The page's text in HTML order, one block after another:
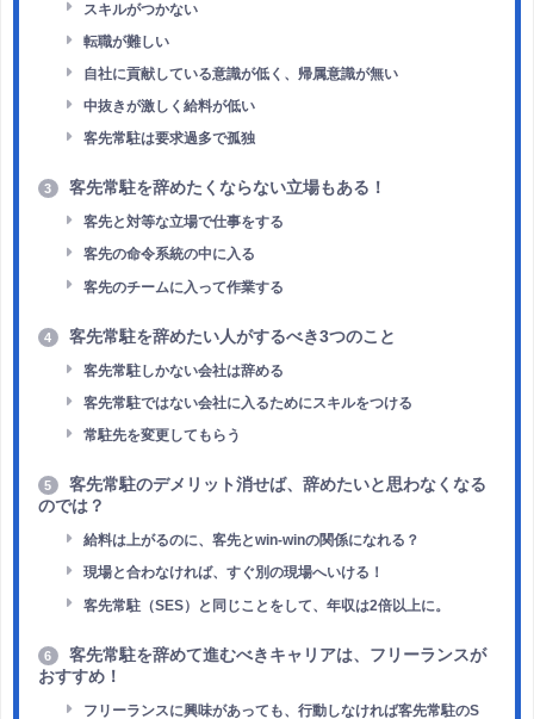
スキルがつかない
転職が難しい
自社に貢献している意識が低く、帰属意識が無い
中抜きが激しく給料が低い
客先常駐は要求過多で孤独
3 客先常駐を辞めたくならない立場もある！
客先と対等な立場で仕事をする
客先の命令系統の中に入る
客先のチームに入って作業する
4 客先常駐を辞めたい人がするべき3つのこと
客先常駐しかない会社は辞める
客先常駐ではない会社に入るためにスキルをつける
常駐先を変更してもらう
5
客先常駐のデメリット消せば、辞めたいと思わなくなる
のでは？
給料は上がるのに、客先とwin-winの関係になれる？
現場と合わなければ、すぐ別の現場へいける！
客先常駐（SES）と同じことをして、年収は2倍以上に。
6
客先常駐を辞めて進むべきキャリアは、フリーランスが
おすすめ！
フリーランスに興味があっても、行動しなければ客先常駐のS